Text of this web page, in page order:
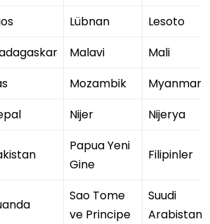
Lübnan
Lesoto
Malavi
Mali
Mozambik
Myanmar
Nijer Nijerya
Papua Yeni
Gine
Filipinler
Sao Tome
ve Principe
Suudi
Arabistan